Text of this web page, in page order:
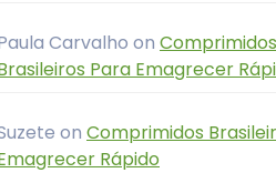
Carvalho on Comprimidos
Para Emagrecer
on Comprimidos
Rápido